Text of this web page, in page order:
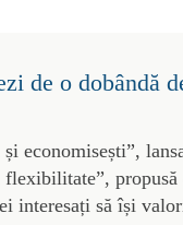
de o dobândă
economisești”,
flexibilitate”,
interesați să își